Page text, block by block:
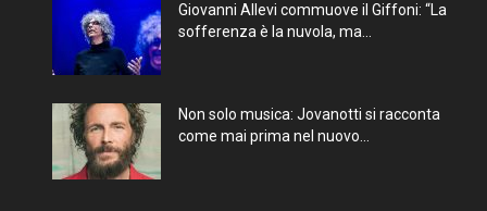
Giovanni Allevi commuove il Giffoni: “La
sofferenza è la nuvola, ma...
Non solo musica: Jovanotti si racconta
come mai prima nel nuovo...